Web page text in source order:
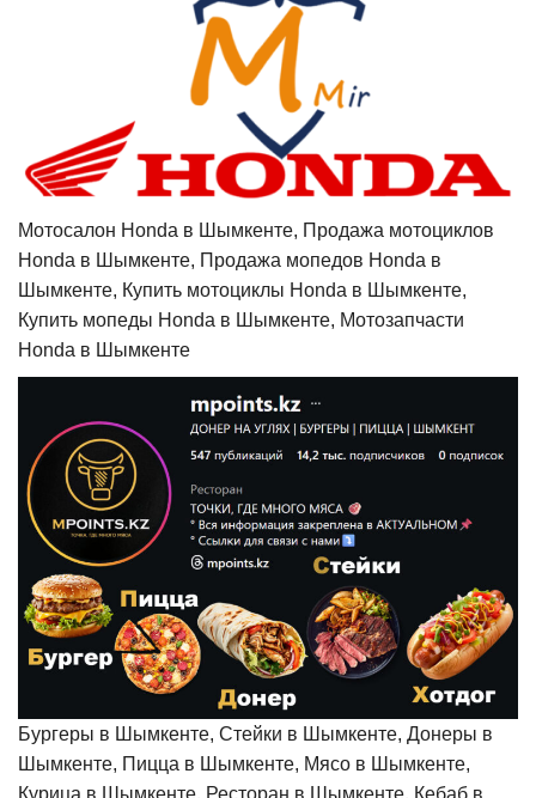
Мотосалон Honda в Шымкенте, Продажа мотоциклов
Honda в Шымкенте, Продажа мопедов Honda в
Шымкенте, Купить мотоциклы Honda в Шымкенте,
Купить мопеды Honda в Шымкенте, Мотозапчасти
Honda в Шымкенте
Бургеры в Шымкенте, Стейки в Шымкенте, Донеры в
Шымкенте, Пицца в Шымкенте, Мясо в Шымкенте,
Курица в Шымкенте, Ресторан в Шымкенте, Кебаб в